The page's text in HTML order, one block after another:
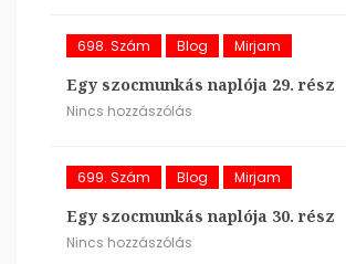
698. Szám Blog Mirjam
Egy szocmunkás naplója 29. rész
Nincs hozzászólás
699. Szám Blog Mirjam
Egy szocmunkás naplója 30. rész
Nincs hozzászólás